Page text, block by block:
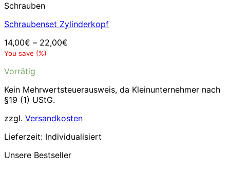
Schrauben
Schraubenset Zylinderkopf
14,00€ – 22,00€
You save (%)
Vorrätig
Kein Mehrwertsteuerausweis, da Kleinunternehmer nach
§19 (1) UStG.
zzgl. Versandkosten
Lieferzeit: Individualisiert
Unsere Bestseller